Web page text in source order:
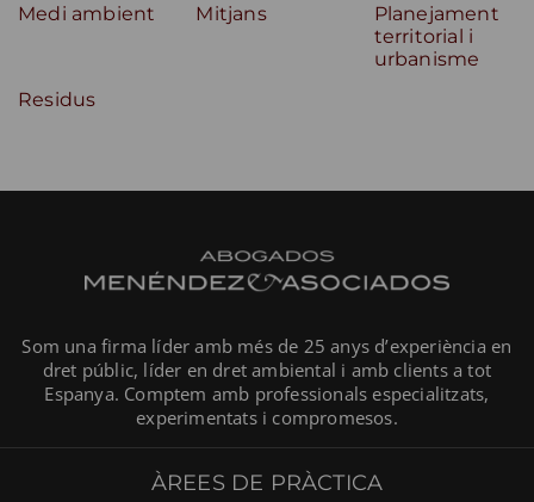
Medi ambient Mitjans
Planejament
territorial i
urbanisme
Residus
Som una firma líder amb més de 25 anys d’experiència en
dret públic, líder en dret ambiental i amb clients a tot
Espanya. Comptem amb professionals especialitzats,
experimentats i compromesos.
ÀREES DE PRÀCTICA